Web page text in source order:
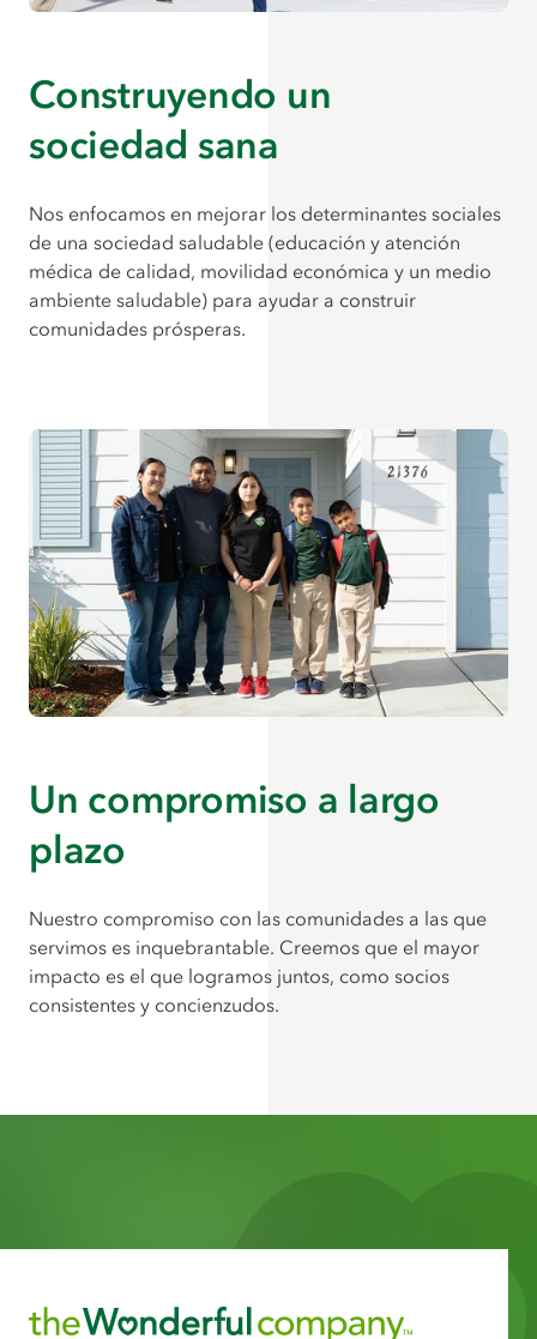
Construyendo un
sociedad sana
Nos enfocamos en mejorar los determinantes sociales
de una sociedad saludable (educación y atención
médica de calidad, movilidad económica y un medio
ambiente saludable) para ayudar a construir
comunidades prósperas.
Un compromiso a largo
plazo
Nuestro compromiso con las comunidades a las que
servimos es inquebrantable. Creemos que el mayor
impacto es el que logramos juntos, como socios
consistentes y concienzudos.